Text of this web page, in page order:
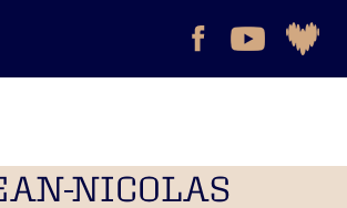
NICOLAS